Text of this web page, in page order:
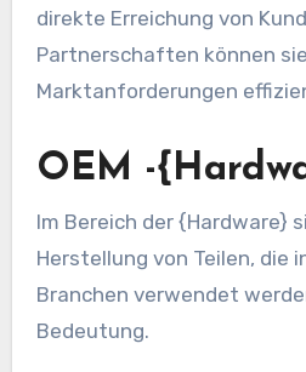
direkte Erreichung von
Partnerschaften können
Marktanforderungen
OEM -
Im Bereich der {Hardware}
Herstellung von Teilen, die
Branchen verwendet
Bedeutung.